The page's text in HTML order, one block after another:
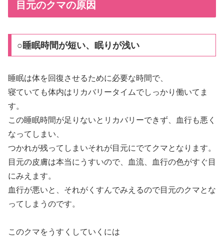
目元のクマの原因
○睡眠時間が短い、眠りが浅い
睡眠は体を回復させるために必要な時間で、
寝ていても体内はリカバリータイムでしっかり働いてま
す。
この睡眠時間が足りないとリカバリーできず、血行も悪く
なってしまい、
つかれが残ってしまいそれが目元にでてクマとなります。
目元の皮膚は本当にうすいので、血流、血行の色がすぐ目
にみえます。
血行が悪いと、それがくすんでみえるので目元のクマとな
ってしまうのです。
このクマをうすくしていくには